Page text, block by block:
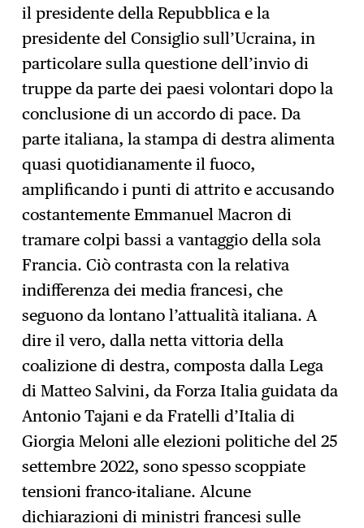
il presidente della Repubblica e la
presidente del Consiglio sull’Ucraina, in
particolare sulla questione dell’invio di
truppe da parte dei paesi volontari dopo la
conclusione di un accordo di pace. Da
parte italiana, la stampa di destra alimenta
quasi quotidianamente il fuoco,
amplificando i punti di attrito e accusando
costantemente Emmanuel Macron di
tramare colpi bassi a vantaggio della sola
Francia. Ciò contrasta con la relativa
indifferenza dei media francesi, che
seguono da lontano l’attualità italiana. A
dire il vero, dalla netta vittoria della
coalizione di destra, composta dalla Lega
di Matteo Salvini, da Forza Italia guidata da
Antonio Tajani e da Fratelli d’Italia di
Giorgia Meloni alle elezioni politiche del 25
settembre 2022, sono spesso scoppiate
tensioni franco-italiane. Alcune
dichiarazioni di ministri francesi sulle